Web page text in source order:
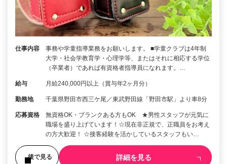
仕事内容
事務や学童指導業務をお願いします。 ■学童クラブは4年制
大学・社会学教育学・心理学等、またはそれに相応する学位
（卒業者）であれば有資格者指導員になれます。…
給与 月給240,000円以上（賞与年2ヶ月分）
勤務地 千葉県野田市西三ケ尾／東武野田線「野田市駅」より車8分
応募資格
無資格OK・ブランクある方もOK ★男性スタッフが元気に
職場を盛り上げています！☆現在非正規で、正職員をお考え
の方大歓迎！ ☆接客経験を活かしているスタッフもい…
後で見る 詳細を見る